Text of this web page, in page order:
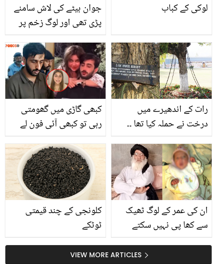
جوان بیٹے کی لاش سامنے
پڑی تھی اور لوگ زخم پر
طارق جمیل تنقید کرنے
والوں کو حدیث سناتے ہوئے
روپڑے
لوکی کے کباب
کبھی گاڑی میں گھومتی
رہی تو کبھی آئی فون لے
میں قصور کس کا؟ نئے
انکشافات
رات کے اندھیرے میں
درخت نے حملہ کیا تھا ۔۔
100 سال سے زنجیروں
میں گرفتار ہے، وجہ جان کر
آپ بھی حیران رہ جائیں
گے
کلونجی کے چند قیمتی
ٹوٹکے
ان کی عمر کے لوگ ٹھیک
سے کھا پی نہیں سکتے
108 سال کی عمر میں اولادVIEW MORE ARTICLES